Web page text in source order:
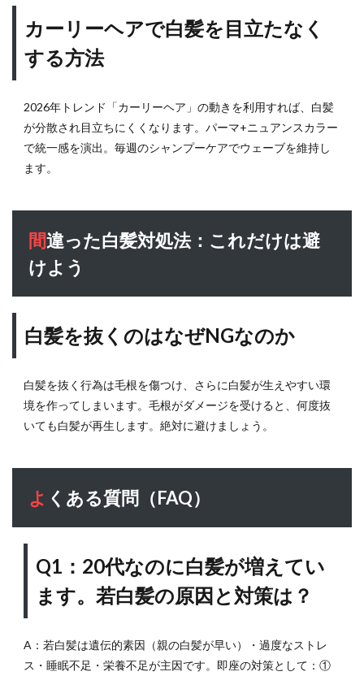
若白
髪の
原因
と対
は？
7.2
Q2：
めで
すめ
の製
は？
ージ
は大
7.3
Q3：
アに
する
場
てメ
ンテ
ナン
い
い？
カーリーヘアで白髪を目立たなく
する方法
2026年トレンド「カーリーヘア」の動きを利用すれば、白髪
が分散され目立ちにくくなります。パーマ+ニュアンスカラー
で統一感を演出。毎週のシャンプーケアでウェーブを維持し
ます。
間違った白髪対処法：これだけは避
けよう
白髪を抜くのはなぜNGなのか
白髪を抜く行為は毛根を傷つけ、さらに白髪が生えやすい環
境を作ってしまいます。毛根がダメージを受けると、何度抜
いても白髪が再生します。絶対に避けましょう。
よくある質問（FAQ）
Q1：20代なのに白髪が増えてい
ます。若白髪の原因と対策は？
A：若白髪は遺伝的素因（親の白髪が早い）・過度なストレ
ス・睡眠不足・栄養不足が主因です。即座の対策として：①